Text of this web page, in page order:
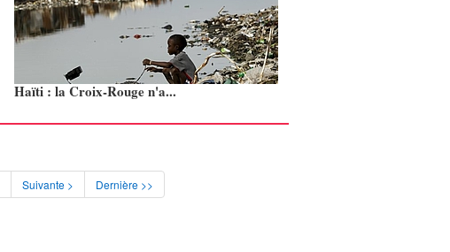
Haïti : la Croix-Rouge n'a...
Suivante > Dernière >>